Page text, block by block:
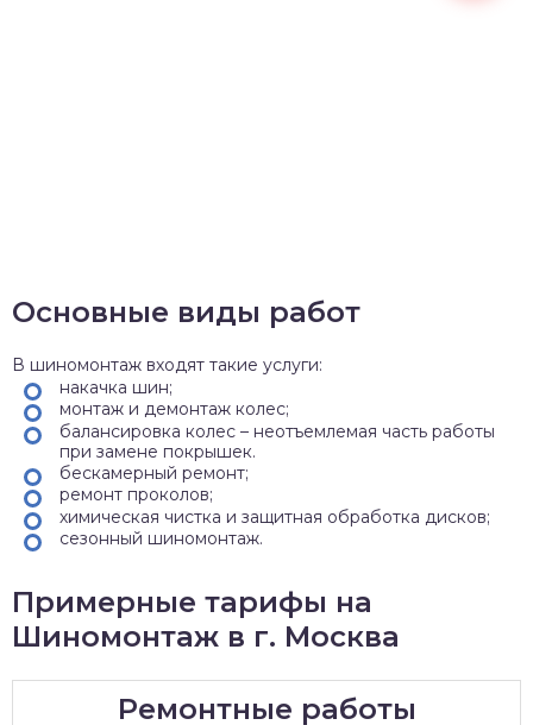
Основные виды работ
В шиномонтаж входят такие услуги:
накачка шин;
монтаж и демонтаж колес;
балансировка колес – неотъемлемая часть работы
при замене покрышек.
бескамерный ремонт;
ремонт проколов;
химическая чистка и защитная обработка дисков;
сезонный шиномонтаж.
Примерные тарифы на
Шиномонтаж в г. Москва
Ремонтные работы